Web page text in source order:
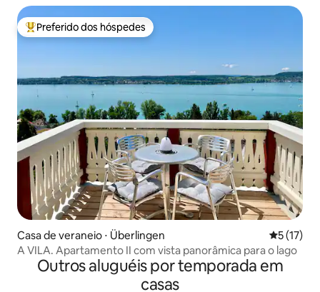
Entre os melhores preferidos dos hóspedes
Preferido dos hóspedes
Casa de veraneio ⋅ Überlingen 5 de uma
5 (17)
A VILA. Apartamento II com vista panorâmica para o lago
Outros aluguéis por temporada em
casas